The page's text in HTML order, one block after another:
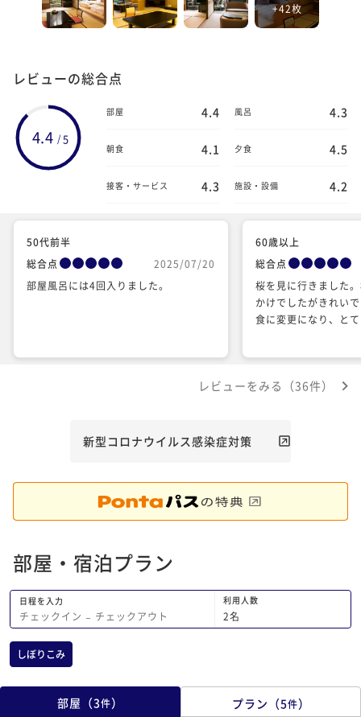
+42枚
レビューの総合点
4.4 / 5
部屋 4.4 風呂 4.3
朝食 4.1 夕食 4.5
接客・サービス 4.3 施設・設備 4.2
50代前半
総合点
2025/07/20
部屋風呂には4回入りました。
60歳以上
総合点
桜を見に行きました
かけでしたがきれい
食に変更になり、と
レビューをみる（36件）
新型コロナウイルス感染症対策
部屋・宿泊プラン
日程を入力
チェックイン − チェックアウト
利用人数
2名
しぼりこみ
部屋 （3件） プラン （5件）